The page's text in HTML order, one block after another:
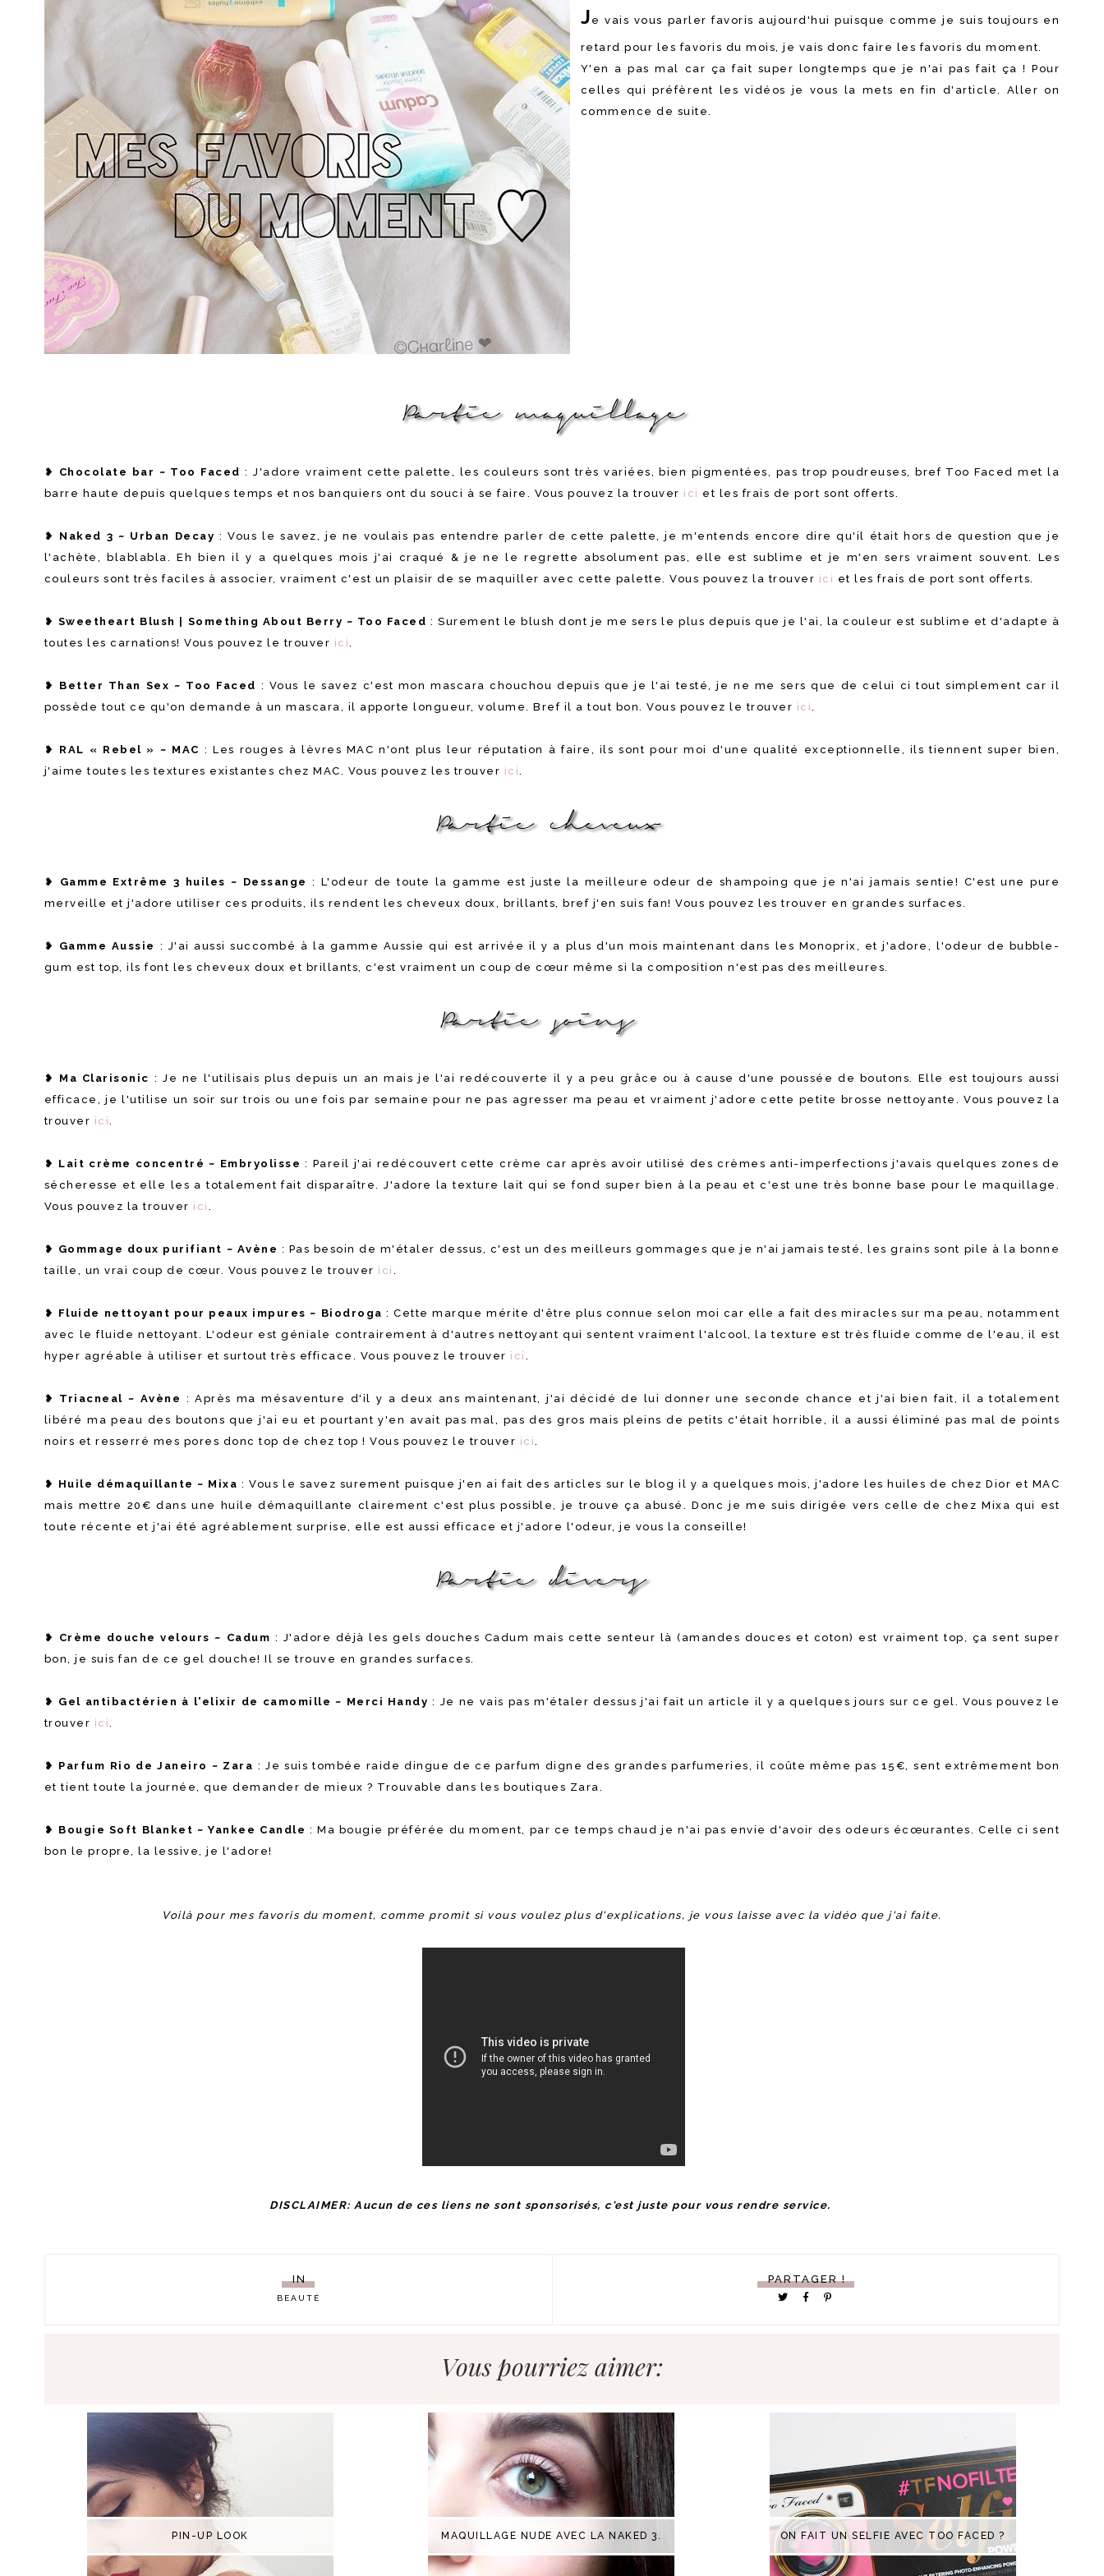
J e vais vous parler favoris aujourd'hui puisque comme je suis toujours en
retard pour les favoris du mois, je vais donc faire les favoris du moment.
Y'en a pas mal car ça fait super longtemps que je n'ai pas fait ça ! Pour
celles qui préfèrent les vidéos je vous la mets en fin d'article. Aller on
commence de suite.
❥ Chocolate bar ~ Too Faced : J'adore vraiment cette palette, les couleurs sont très variées, bien pigmentées, pas trop poudreuses, bref Too Faced met la
barre haute depuis quelques temps et nos banquiers ont du souci à se faire. Vous pouvez la trouver ici et les frais de port sont offerts.
❥ Naked 3 ~ Urban Decay : Vous le savez, je ne voulais pas entendre parler de cette palette, je m'entends encore dire qu'il était hors de question que je
l'achète, blablabla. Eh bien il y a quelques mois j'ai craqué & je ne le regrette absolument pas, elle est sublime et je m'en sers vraiment souvent. Les
couleurs sont très faciles à associer, vraiment c'est un plaisir de se maquiller avec cette palette. Vous pouvez la trouver ici et les frais de port sont offerts.
❥ Sweetheart Blush | Something About Berry ~ Too Faced : Surement le blush dont je me sers le plus depuis que je l'ai, la couleur est sublime et d'adapte à
toutes les carnations! Vous pouvez le trouver ici.
❥ Better Than Sex ~ Too Faced : Vous le savez c'est mon mascara chouchou depuis que je l'ai testé, je ne me sers que de celui ci tout simplement car il
possède tout ce qu'on demande à un mascara, il apporte longueur, volume. Bref il a tout bon. Vous pouvez le trouver ici.
❥ RAL « Rebel » ~ MAC : Les rouges à lèvres MAC n'ont plus leur réputation à faire, ils sont pour moi d'une qualité exceptionnelle, ils tiennent super bien,
j'aime toutes les textures existantes chez MAC. Vous pouvez les trouver ici.
❥ Gamme Extrême 3 huiles ~ Dessange : L'odeur de toute la gamme est juste la meilleure odeur de shampoing que je n'ai jamais sentie! C'est une pure
merveille et j'adore utiliser ces produits, ils rendent les cheveux doux, brillants, bref j'en suis fan! Vous pouvez les trouver en grandes surfaces.
❥ Gamme Aussie : J'ai aussi succombé à la gamme Aussie qui est arrivée il y a plus d'un mois maintenant dans les Monoprix, et j'adore, l'odeur de bubble-
gum est top, ils font les cheveux doux et brillants, c'est vraiment un coup de cœur même si la composition n'est pas des meilleures.
❥ Ma Clarisonic : Je ne l'utilisais plus depuis un an mais je l'ai redécouverte il y a peu grâce ou à cause d'une poussée de boutons. Elle est toujours aussi
efficace, je l'utilise un soir sur trois ou une fois par semaine pour ne pas agresser ma peau et vraiment j'adore cette petite brosse nettoyante. Vous pouvez la
trouver ici.
❥ Lait crème concentré ~ Embryolisse : Pareil j'ai redécouvert cette crème car après avoir utilisé des crèmes anti-imperfections j'avais quelques zones de
sécheresse et elle les a totalement fait disparaître. J'adore la texture lait qui se fond super bien à la peau et c'est une très bonne base pour le maquillage.
Vous pouvez la trouver ici .
❥ Gommage doux purifiant ~ Avène : Pas besoin de m'étaler dessus, c'est un des meilleurs gommages que je n'ai jamais testé, les grains sont pile à la bonne
taille, un vrai coup de cœur. Vous pouvez le trouver ici .
❥ Fluide nettoyant pour peaux impures ~ Biodroga : Cette marque mérite d'être plus connue selon moi car elle a fait des miracles sur ma peau, notamment
avec le fluide nettoyant. L'odeur est géniale contrairement à d'autres nettoyant qui sentent vraiment l'alcool, la texture est très fluide comme de l'eau, il est
hyper agréable à utiliser et surtout très efficace. Vous pouvez le trouver ici .
❥ Triacneal ~ Avène : Après ma mésaventure d'il y a deux ans maintenant, j'ai décidé de lui donner une seconde chance et j'ai bien fait, il a totalement
libéré ma peau des boutons que j'ai eu et pourtant y'en avait pas mal, pas des gros mais pleins de petits c'était horrible, il a aussi éliminé pas mal de points
noirs et resserré mes pores donc top de chez top ! Vous pouvez le trouver ici.
❥ Huile démaquillante ~ Mixa : Vous le savez surement puisque j'en ai fait des articles sur le blog il y a quelques mois, j'adore les huiles de chez Dior et MAC
mais mettre 20€ dans une huile démaquillante clairement c'est plus possible, je trouve ça abusé. Donc je me suis dirigée vers celle de chez Mixa qui est
toute récente et j'ai été agréablement surprise, elle est aussi efficace et j'adore l'odeur, je vous la conseille!
❥ Crème douche velours ~ Cadum : J'adore déjà les gels douches Cadum mais cette senteur là (amandes douces et coton) est vraiment top, ça sent super
bon, je suis fan de ce gel douche! Il se trouve en grandes surfaces.
❥ Gel antibactérien à l'elixir de camomille ~ Merci Handy : Je ne vais pas m'étaler dessus j'ai fait un article il y a quelques jours sur ce gel. Vous pouvez le
trouver ici.
❥ Parfum Rio de Janeiro ~ Zara : Je suis tombée raide dingue de ce parfum digne des grandes parfumeries, il coûte même pas 15€, sent extrêmement bon
et tient toute la journée, que demander de mieux ? Trouvable dans les boutiques Zara.
❥ Bougie Soft Blanket ~ Yankee Candle : Ma bougie préférée du moment, par ce temps chaud je n'ai pas envie d'avoir des odeurs écœurantes. Celle ci sent
bon le propre, la lessive, je l'adore!
Voilà pour mes favoris du moment, comme promit si vous voulez plus d'explications, je vous laisse avec la vidéo que j'ai faite.
DISCLAIMER: Aucun de ces liens ne sont sponsorisés, c'est juste pour vous rendre service.
PARTAGER !
IN
BEAUTÉ
Vous pourriez aimer:
PIN-UP LOOK MAQUILLAGE NUDE AVEC LA NAKED 3. ON FAIT UN SELFIE AVEC TOO FACED ?